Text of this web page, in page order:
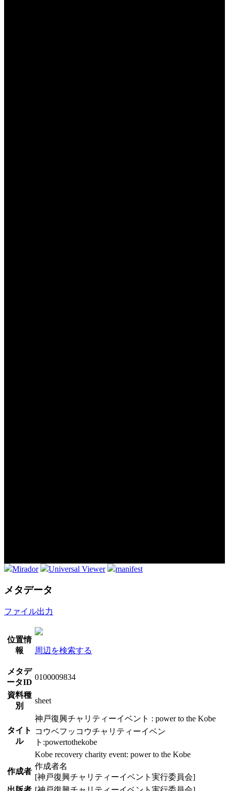
Mirador Universal Viewer manifest
メタデータ
ファイル出力
位置情
報
周辺を検索する
メタデ
ータID
0100009834
資料種
別
sheet
タイト
ル
神戸復興チャリティーイベント : power to the Kobe
コウベフッコウチャリティーイベン
ト:powertothekobe
Kobe recovery charity event: power to the Kobe
作成者
作成者名
[神戸復興チャリティーイベント実行委員会]